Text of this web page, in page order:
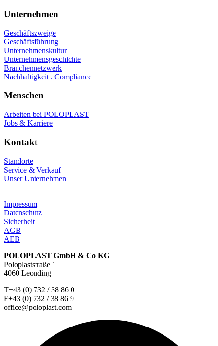
Unternehmen
Geschäftszweige
Geschäftsführung
Unternehmenskultur
Unternehmensgeschichte
Branchennetzwerk
Nachhaltigkeit . Compliance
Menschen
Arbeiten bei POLOPLAST
Jobs & Karriere
Kontakt
Standorte
Service & Verkauf
Unser Unternehmen
Impressum
Datenschutz
Sicherheit
AGB
AEB
POLOPLAST GmbH & Co KG
Poloplaststraße 1
4060 Leonding
T+43 (0) 732 / 38 86 0
F+43 (0) 732 / 38 86 9
office@poloplast.com